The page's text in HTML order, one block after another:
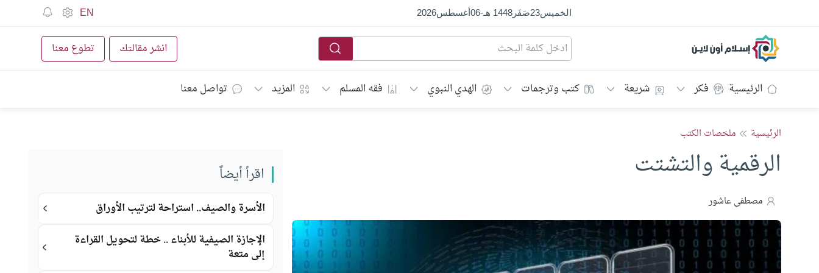
الخميس23صَفَر1448 هـ -
06أغسطس2026
EN
إسلام أون لاين انشر مقالتك تطوع معنا
الرئيسية فكر شريعة كتب وترجمات الهدي النبوي فقه المسلم المزيد تواصل معنا
الرئيسية ملخصات الكتب
الرقمية والتشتت
مصطفى عاشور
اقرأ أيضاً
الأسرة والصيف.. استراحة لترتيب الأوراق
الإجازة الصيفية للأبناء .. خطة لتحويل القراءة
إلى متعة